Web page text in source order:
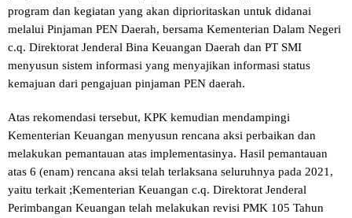
program dan kegiatan yang akan diprioritaskan untuk didanai
melalui Pinjaman PEN Daerah, bersama Kementerian Dalam Negeri
c.q. Direktorat Jenderal Bina Keuangan Daerah dan PT SMI
menyusun sistem informasi yang menyajikan informasi status
kemajuan dari pengajuan pinjaman PEN daerah.
Atas rekomendasi tersebut, KPK kemudian mendampingi
Kementerian Keuangan menyusun rencana aksi perbaikan dan
melakukan pemantauan atas implementasinya. Hasil pemantauan
atas 6 (enam) rencana aksi telah terlaksana seluruhnya pada 2021,
yaitu terkait ;Kementerian Keuangan c.q. Direktorat Jenderal
Perimbangan Keuangan telah melakukan revisi PMK 105 Tahun